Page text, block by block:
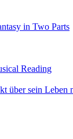
in Two Parts
Reading
über sein Leben